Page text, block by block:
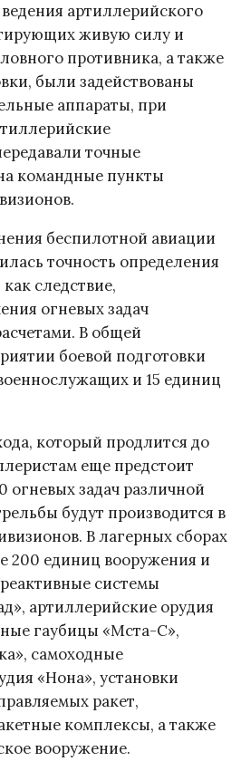
артиллерийского
живую силу и
противника, а также
были задействованы
аппараты, при
точные
командные пункты
беспилотной авиации
точность определения
следствие,
огневых задач
В общей
боевой подготовки
и 15 единиц
который продлится до
еще предстоит
задач различной
будут производится в
В лагерных сборах
200 единиц вооружения и
системы
артиллерийские орудия
гаубицы «Мста-С»,
самоходные
«Нона», установки
ракет,
комплексы, а также
вооружение.